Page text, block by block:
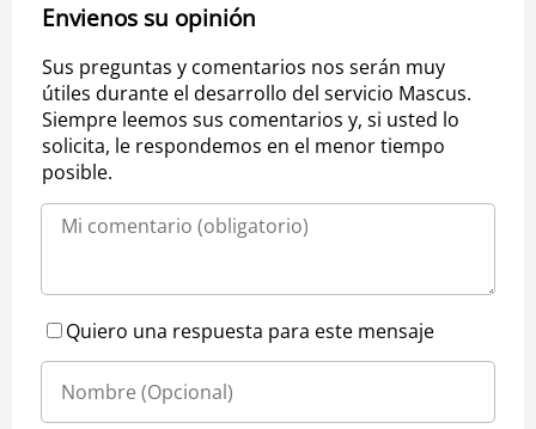
Envienos su opinión
Sus preguntas y comentarios nos serán muy
útiles durante el desarrollo del servicio Mascus.
Siempre leemos sus comentarios y, si usted lo
solicita, le respondemos en el menor tiempo
posible.
Quiero una respuesta para este mensaje